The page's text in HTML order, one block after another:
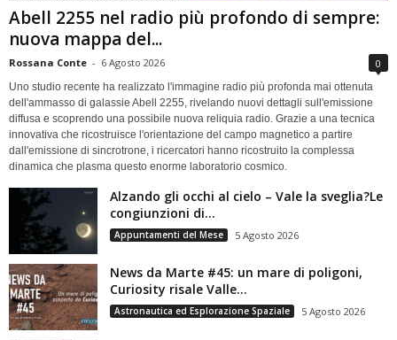
Abell 2255 nel radio più profondo di sempre:
nuova mappa del...
Rossana Conte - 6 Agosto 2026 0
Uno studio recente ha realizzato l'immagine radio più profonda mai ottenuta
dell'ammasso di galassie Abell 2255, rivelando nuovi dettagli sull'emissione
diffusa e scoprendo una possibile nuova reliquia radio. Grazie a una tecnica
innovativa che ricostruisce l'orientazione del campo magnetico a partire
dall'emissione di sincrotrone, i ricercatori hanno ricostruito la complessa
dinamica che plasma questo enorme laboratorio cosmico.
Alzando gli occhi al cielo – Vale la sveglia?Le
congiunzioni di...
Appuntamenti del Mese 5 Agosto 2026
News da Marte #45: un mare di poligoni,
Curiosity risale Valle...
Astronautica ed Esplorazione Spaziale 5 Agosto 2026